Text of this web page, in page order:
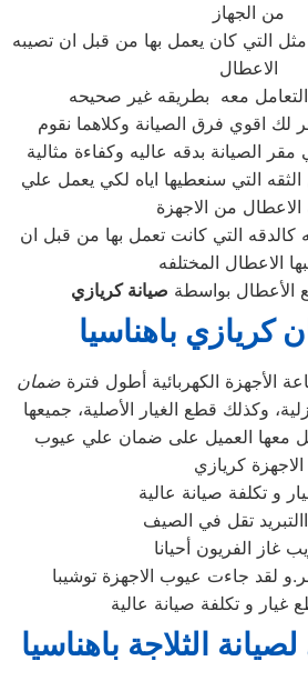
من الجهاز
التي كان يعمل بها من قبل ان تصيبه
الاعطال
لك اقوي فرق الصيانة وكلاهما نقوم
مقر الصيانة بدقه عاليه وكفاءة مثالية
التي سنعطيها اياه لكي يعمل علي
الاعطال من الاجهزة
كالدقه التي كانت تعمل بها من قبل ان
الأعطال بواسطة صيانة كريازي
كريازي باهناسيا
الأجهزة الكهربائية أطول فترةضمان
وكذلك قطع الغيار الأصلية، جميعها
معها العميل على ضمان علي عيوب
الاجهزة كريازي
لقد جاءت عيوب الاجهزة توشيبا
الثلاجة باهناسيا